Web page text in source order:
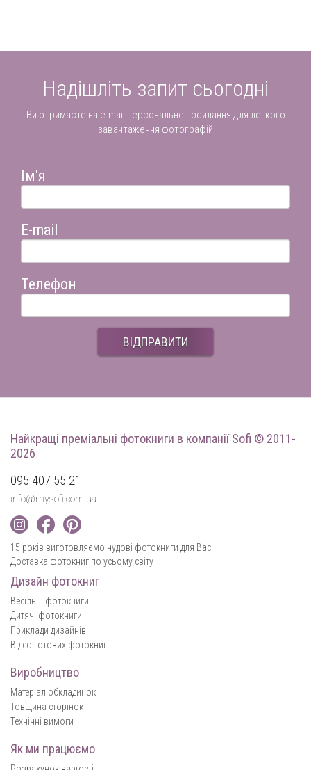
Надішліть запит сьогодні
Ви отримаєте на e-mail персональне посилання для легкого
завантаження фотографій
Ім'я
E-mail
Телефон
ВІДПРАВИТИ
Найкращі преміальні фотокниги в компанії Sofi © 2011-
2026
095 407 55 21
info@mysofi.com.ua
15 років виготовляємо чудові фотокниги для Вас!
Доставка фотокниг по усьому світу
Дизайн фотокниг
Весільні фотокниги
Дитячі фотокниги
Приклади дизайнів
Відео готових фотокниг
Виробництво
Матеріал обкладинок
Товщина сторінок
Технічні вимоги
Як ми працюємо